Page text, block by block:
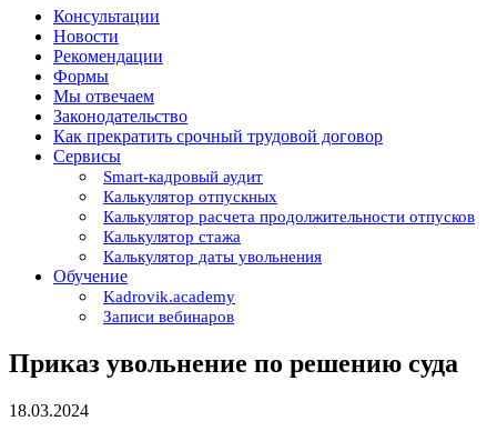
Консультации
Новости
Рекомендации
Формы
Мы отвечаем
Законодательство
Как прекратить срочный трудовой договор
Сервисы
Smart-кадровый аудит
Калькулятор отпускных
Калькулятор расчета продолжительности отпусков
Калькулятор стажа
Калькулятор даты увольнения
Обучение
Kadrovik.academy
Записи вебинаров
Приказ увольнение по решению суда
18.03.2024